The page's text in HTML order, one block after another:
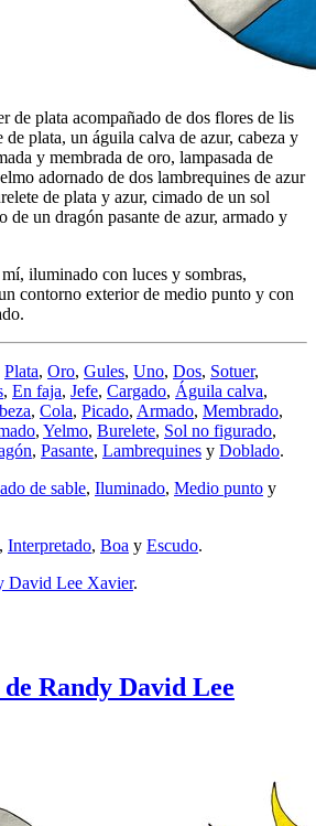
de plata acompañado de dos flores de lis
plata, un águila calva de azur, cabeza y
y membrada de oro, lampasada de
adornado de dos lambrequines de azur
de plata y azur, cimado de un sol
de un dragón pasante de azur, armado y
iluminado con luces y sombras,
contorno exterior de medio punto y con
Plata, Oro, Gules, Uno, Dos, Sotuer,
, En faja, Jefe, Cargado, Águila calva,
, Cola, Picado, Armado, Membrado,
, Yelmo, Burelete, Sol no figurado,
, Pasante, Lambrequines y Doblado.
de sable, Iluminado, Medio punto y
, Interpretado, Boa y Escudo.
David Lee Xavier.
Randy David Lee